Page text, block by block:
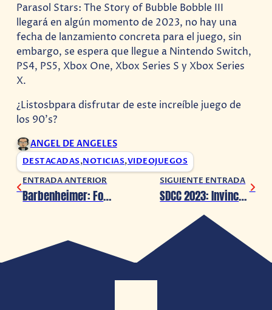
Parasol Stars: The Story of Bubble Bobble III
llegará en algún momento de 2023, no hay una
fecha de lanzamiento concreta para el juego, sin
embargo, se espera que llegue a Nintendo Switch,
PS4, PS5, Xbox One, Xbox Series S y Xbox Series
X.
¿Listosbpara disfrutar de este increíble juego de
los 90’s?
ANGEL DE ANGELES
DESTACADAS,NOTICIAS,VIDEOJUEGOS
ENTRADA ANTERIOR
Barbenheimer: Fortnite recibe un mapa del fenómeno cinematográfico
SIGUIENTE ENTRADA
SDCC 2023: Invincible 2 presenta nuevo tráiler y fecha de estreno